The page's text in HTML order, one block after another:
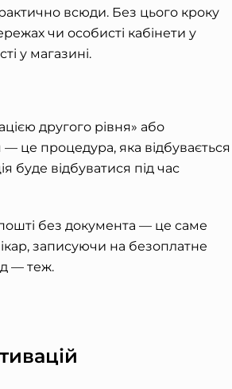
всюди. Без цього кроку
чи особисті кабінети у
у магазині.
другого рівня» або
це процедура, яка відбувається
буде відбуватися під час
без документа — це саме
записуючи на безоплатне
— теж.